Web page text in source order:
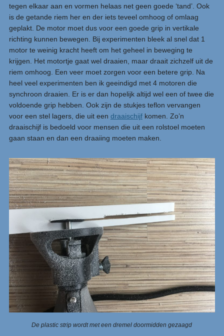
tegen elkaar aan en vormen helaas net geen goede ‘tand’. Ook
is de getande riem her en der iets teveel omhoog of omlaag
geplakt. De motor moet dus voor een goede grip in vertikale
richting kunnen bewegen. Bij experimenten bleek al snel dat 1
motor te weinig kracht heeft om het geheel in beweging te
krijgen. Het motortje gaat wel draaien, maar draait zichzelf uit de
riem omhoog. Een veer moet zorgen voor een betere grip. Na
heel veel experimenten ben ik geeindigd met 4 motoren die
synchroon draaien. Er is er dan hopelijk altijd wel een of twee die
voldoende grip hebben. Ook zijn de stukjes teflon vervangen
voor een stel lagers, die uit een draaischijfkomen. Zo’n
draaischijf is bedoeld voor mensen die uit een rolstoel moeten
gaan staan en dan een draaiing moeten maken.
De plastic strip wordt met een dremel doormidden gezaagd